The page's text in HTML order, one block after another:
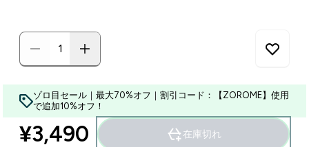
ゾロ目セール｜最大70%オフ｜割引コード：【ZOROME】使用
で追加10%オフ！
¥3,490‎ 在庫切れ